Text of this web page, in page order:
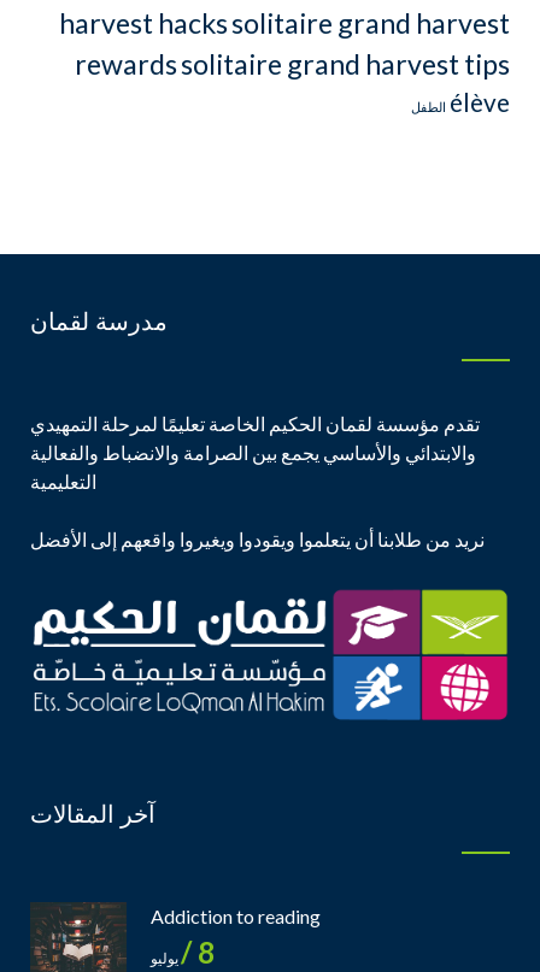
harvest hackssolitaire grand harvest
rewardssolitaire grand harvest tips
élève الطفل
مدرسة لقمان
تقدم مؤسسة لقمان الحكيم الخاصة تعليمًا لمرحلة التمهيدي
والابتدائي والأساسي يجمع بين الصرامة والانضباط والفعالية
التعليمية
نريد من طلابنا أن يتعلموا ويقودوا ويغيروا واقعهم إلى الأفضل
آخر المقالات
Addiction to reading
8 / يوليو